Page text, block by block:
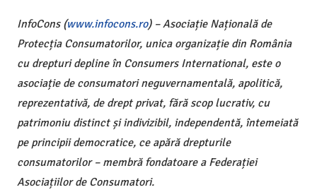
InfoCons (www.infocons.ro) – Asociație Națională de
Protecția Consumatorilor, unica organizație din România
cu drepturi depline în Consumers International, este o
asociație de consumatori neguvernamentală, apolitică,
reprezentativă, de drept privat, fără scop lucrativ, cu
patrimoniu distinct și indivizibil, independentă, întemeiată
pe principii democratice, ce apără drepturile
consumatorilor – membră fondatoare a Federației
Asociațiilor de Consumatori.